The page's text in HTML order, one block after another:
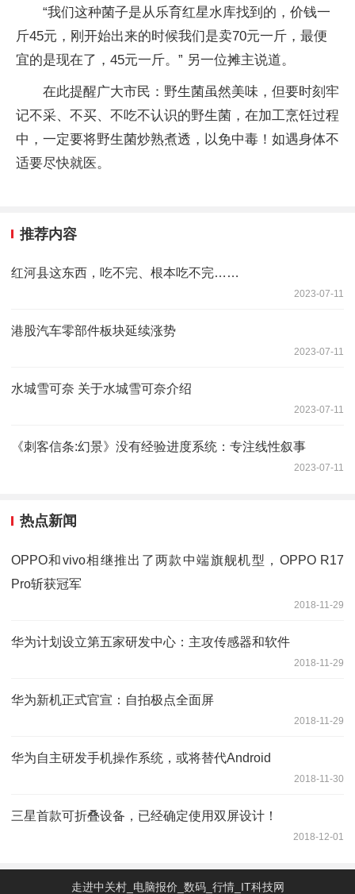
“我们这种菌子是从乐育红星水库找到的，价钱一
斤45元，刚开始出来的时候我们是卖70元一斤，最便
宜的是现在了，45元一斤。” 另一位摊主说道。
在此提醒广大市民：野生菌虽然美味，但要时刻牢
记不采、不买、不吃不认识的野生菌，在加工烹饪过程
中，一定要将野生菌炒熟煮透，以免中毒！如遇身体不
适要尽快就医。
推荐内容
红河县这东西，吃不完、根本吃不完……
2023-07-11
港股汽车零部件板块延续涨势
2023-07-11
水城雪可奈 关于水城雪可奈介绍
2023-07-11
《刺客信条:幻景》没有经验进度系统：专注线性叙事
2023-07-11
热点新闻
OPPO和vivo相继推出了两款中端旗舰机型，OPPO R17
Pro斩获冠军
2018-11-29
华为计划设立第五家研发中心：主攻传感器和软件
2018-11-29
华为新机正式官宣：自拍极点全面屏
2018-11-29
华为自主研发手机操作系统，或将替代Android
2018-11-30
三星首款可折叠设备，已经确定使用双屏设计！
2018-12-01
走进中关村_电脑报价_数码_行情_IT科技网